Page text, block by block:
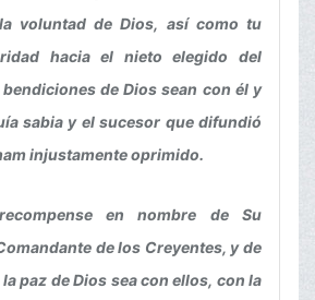
voluntad de Dios, así como tu
hacia el nieto elegido del
de Dios sean con él y
sabia y el sucesor que difundió
injustamente oprimido.
en nombre de Su
de los Creyentes, y de
paz de Dios sea con ellos, con la